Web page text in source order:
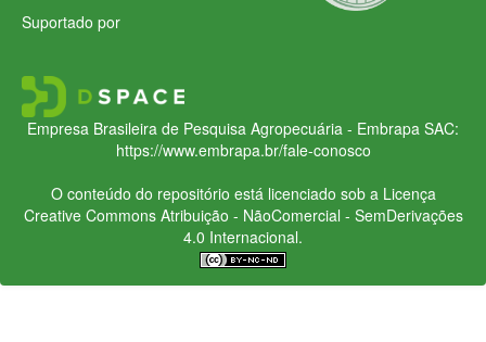
Suportado por
Empresa Brasileira de Pesquisa Agropecuária - Embrapa SAC:
https://www.embrapa.br/fale-conosco
O conteúdo do repositório está licenciado sob a Licença
Creative CommonsAtribuição - NãoComercial - SemDerivações
4.0 Internacional.